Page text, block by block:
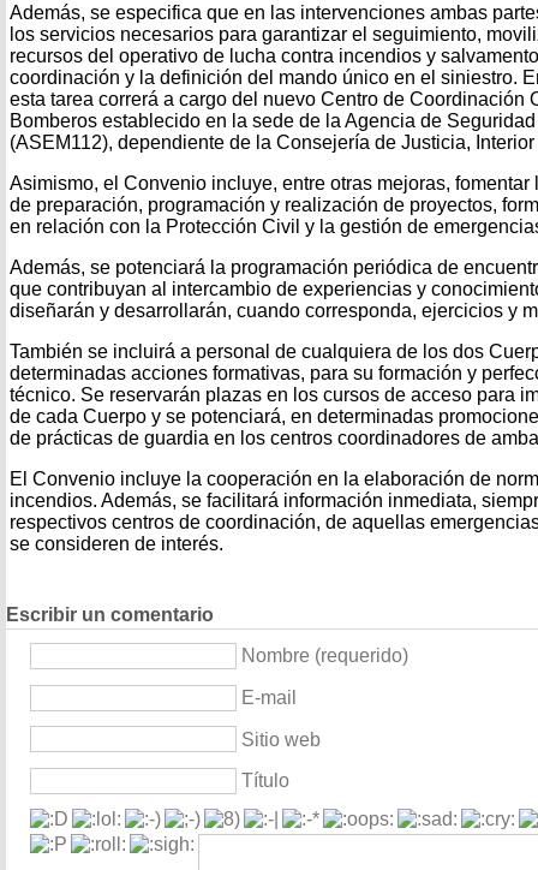
Además, se especifica que en las intervenciones ambas
los servicios necesarios para garantizar el seguimiento,
recursos del operativo de lucha contra incendios y
coordinación y la definición del mando único en el siniestro.
esta tarea correrá a cargo del nuevo Centro de Coordinación
Bomberos establecido en la sede de la Agencia de
(ASEM112), dependiente de la Consejería de Justicia,
Asimismo, el Convenio incluye, entre otras mejoras,
de preparación, programación y realización de proyectos,
en relación con la Protección Civil y la gestión de
Además, se potenciará la programación periódica de
que contribuyan al intercambio de experiencias y
diseñarán y desarrollarán, cuando corresponda, ejercicios y
También se incluirá a personal de cualquiera de los dos
determinadas acciones formativas, para su formación y
técnico. Se reservarán plazas en los cursos de acceso para
de cada Cuerpo y se potenciará, en determinadas
de prácticas de guardia en los centros coordinadores de
El Convenio incluye la cooperación en la elaboración de
incendios. Además, se facilitará información inmediata,
respectivos centros de coordinación, de aquellas
se consideren de interés.
Escribir un comentario
Nombre (requerido)
E-mail
Sitio web
Título